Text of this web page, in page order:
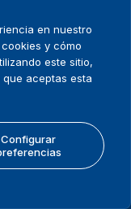
y eventos
en nuestro
y cómo
este sitio,
aceptas esta
Configurar